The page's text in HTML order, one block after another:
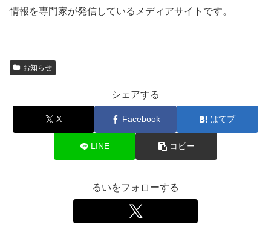
情報を専門家が発信しているメディアサイトです。
お知らせ
シェアする
X Facebook はてブ
LINE コピー
るいをフォローする